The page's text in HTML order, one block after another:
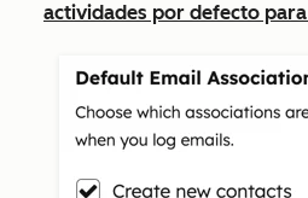
actividades por defecto